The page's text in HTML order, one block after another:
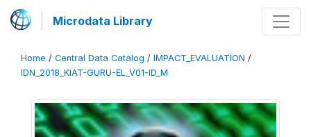
Microdata Library
Home / Central Data Catalog / IMPACT_EVALUATION /
IDN_2018_KIAT-GURU-EL_V01-ID_M